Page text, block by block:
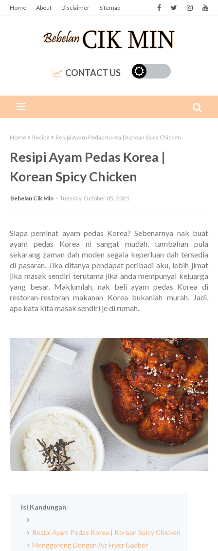
Home About Disclaimer Sitemap
CONTACT US
Home Recipe Resipi Ayam Pedas Korea | Korean Spicy Chicken
Resipi Ayam Pedas Korea |
Korean Spicy Chicken
Bebelan Cik Min Tuesday, October 05, 2021
Siapa peminat ayam pedas Korea? Sebenarnya nak buat
ayam pedas Korea ni sangat mudah, tambahan pula
sekarang zaman dah moden segala keperluan dah tersedia
di pasaran. Jika ditanya pendapat peribadi aku, lebih jimat
jika masak sendiri terutama jika anda mempunyai keluarga
yang besar. Maklumlah, nak beli ayam pedas Korea di
restoran-restoran makanan Korea bukanlah murah. Jadi,
apa kata kita masak sendiri je di rumah.
Isi Kandungan
Resipi Ayam Pedas Korea | Korean Spicy Chicken
Menggoreng Dengan Air Fryer Gaabor